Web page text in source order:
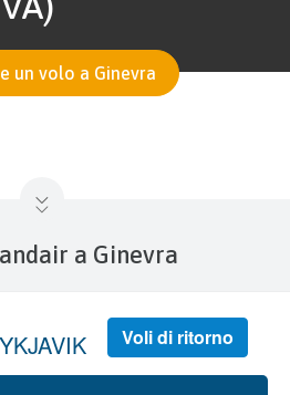
un volo a Ginevra
a Ginevra